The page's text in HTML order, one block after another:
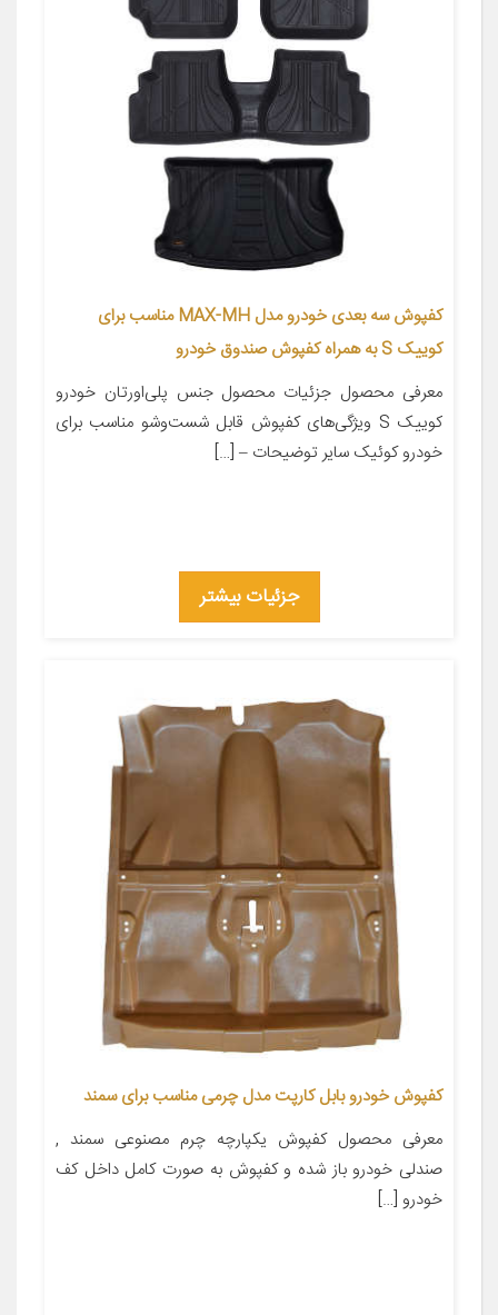
کفپوش سه بعدی خودرو مدل MAX-MH مناسب برای
کوییک S به همراه کفپوش صندوق خودرو
معرفی محصول جزئیات محصول جنس پلی‌اورتان خودرو
کوییک S ویژگی‌های کفپوش قابل شست‌وشو مناسب برای
خودرو کوئیک سایر توضیحات – […]
جزئیات بیشتر
کفپوش خودرو بابل کارپت مدل چرمی مناسب برای سمند
معرفی محصول کفپوش یکپارچه چرم مصنوعی سمند ,
صندلی خودرو باز شده و کفپوش به صورت کامل داخل کف
خودرو […]